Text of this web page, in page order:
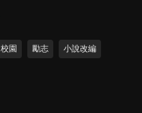
校園 勵志 小說改編